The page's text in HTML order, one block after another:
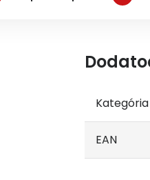
Kategória
EAN